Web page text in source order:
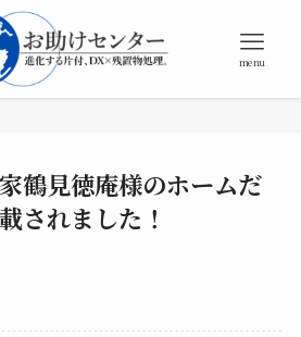
menu
鶴見徳庵様のホームだ
されました！